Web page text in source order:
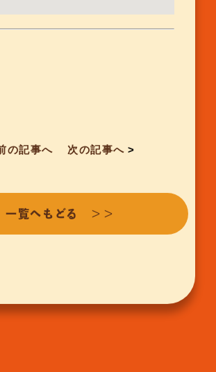
の記事へ 次の記事へ >
一覧へもどる ＞＞